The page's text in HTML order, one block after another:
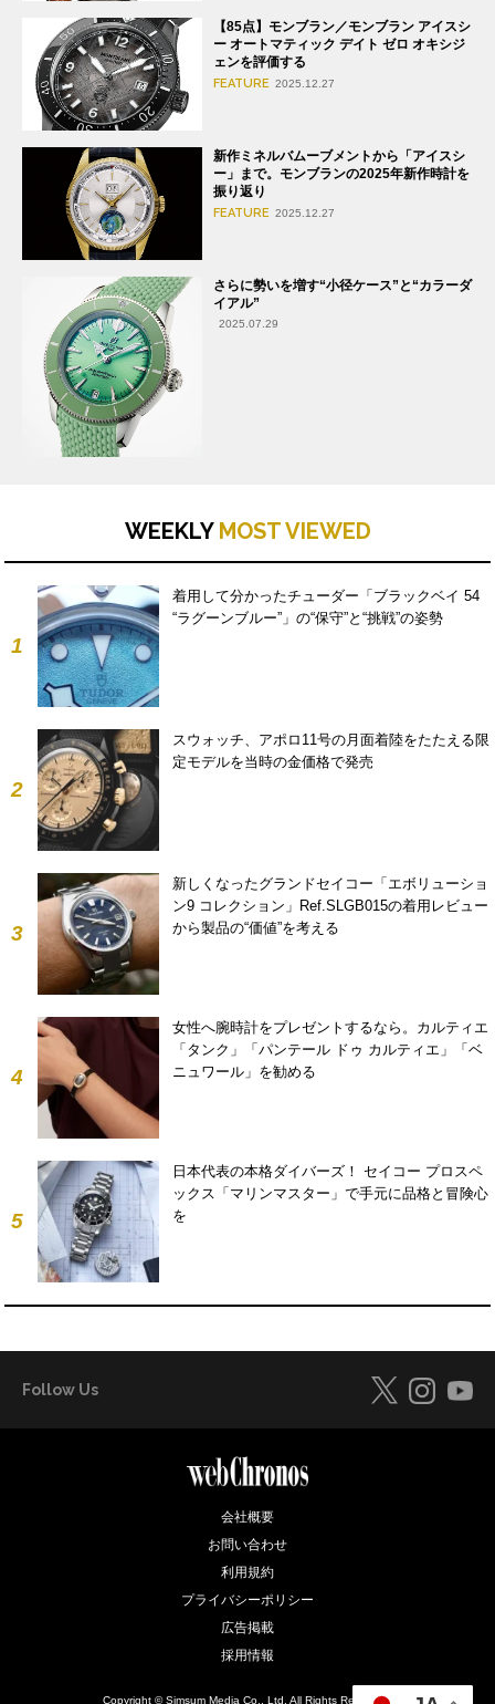
【85点】モンブラン／モンブラン アイスシ
ー オートマティック デイト ゼロ オキシジ
ェンを評価する
FEATURE 2025.12.27
新作ミネルバムーブメントから「アイスシ
ー」まで。モンブランの2025年新作時計を
振り返り
FEATURE 2025.12.27
さらに勢いを増す“小径ケース”と“カラーダ
イアル”
2025.07.29
WEEKLY MOST VIEWED
1
着用して分かったチューダー「ブラックベイ 54
“ラグーンブルー”」の“保守”と“挑戦”の姿勢
2
スウォッチ、アポロ11号の月面着陸をたたえる限
定モデルを当時の金価格で発売
3
新しくなったグランドセイコー「エボリューショ
ン9 コレクション」Ref.SLGB015の着用レビュー
から製品の“価値”を考える
4
女性へ腕時計をプレゼントするなら。カルティエ
「タンク」「パンテール ドゥ カルティエ」「ベ
ニュワール」を勧める
5
日本代表の本格ダイバーズ！ セイコー プロスペ
ックス「マリンマスター」で手元に品格と冒険心
を
Follow Us
会社概要
お問い合わせ
利用規約
プライバシーポリシー
広告掲載
採用情報
Copyright © Simsum Media Co., Ltd. All Rights Reserved.